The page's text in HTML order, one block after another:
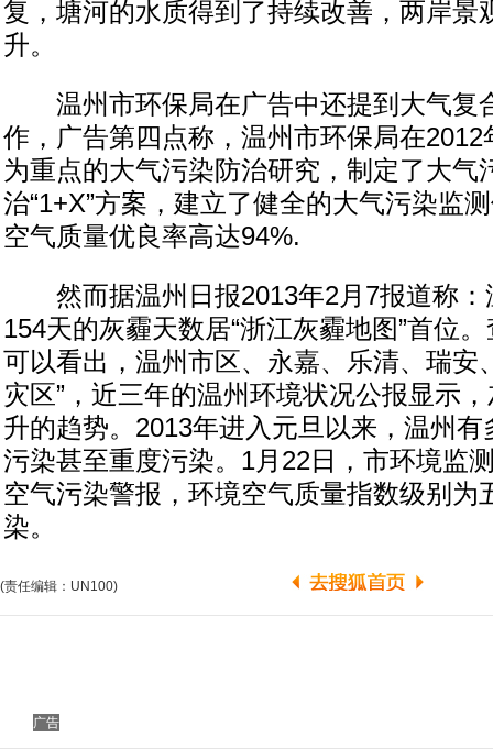
复，塘河的水质得到了持续改善，两岸景
升。
温州市环保局在广告中还提到大气复
作，广告第四点称，温州市环保局在
为重点的大气污染防治研究，制定了大气
治“1+X”方案，建立了健全的大气污染监
空气质量优良率高达94%.
然而据温州日报2013年2月7报道称：
154天的灰霾天数居“浙江灰霾地图”首位
可以看出，温州市区、永嘉、乐清、瑞安
灾区”，近三年的温州环境状况公报显示
升的趋势。2013年进入元旦以来，温州
污染甚至重度污染。1月22日，市环境监
空气污染警报，环境空气质量指数级别为
染。
(责任编辑：UN100)
广告